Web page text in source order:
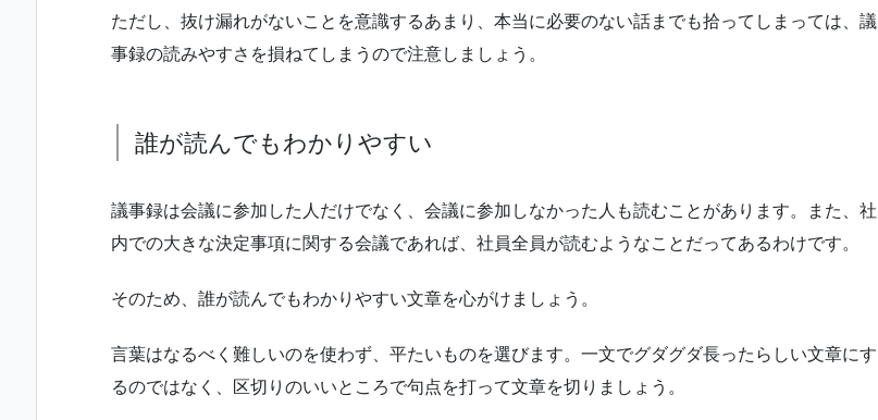
ただし、抜け漏れがないことを意識するあまり、本当に必要のない話までも拾ってしまっては、議
事録の読みやすさを損ねてしまうので注意しましょう。
誰が読んでもわかりやすい
議事録は会議に参加した人だけでなく、会議に参加しなかった人も読むことがあります。また、社
内での大きな決定事項に関する会議であれば、社員全員が読むようなことだってあるわけです。
そのため、誰が読んでもわかりやすい文章を心がけましょう。
言葉はなるべく難しいのを使わず、平たいものを選びます。一文でグダグダ長ったらしい文章にす
るのではなく、区切りのいいところで句点を打って文章を切りましょう。